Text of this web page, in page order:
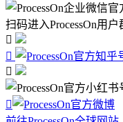
扫码进入ProcessOn用户



